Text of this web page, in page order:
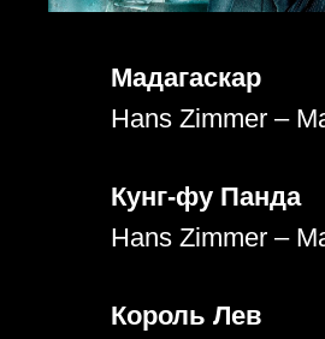
Мадагаскар
Hans Zimmer –
Кунг-фу Панда
Hans Zimmer –
Король Лев